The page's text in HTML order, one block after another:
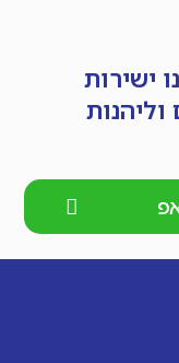
ישירות